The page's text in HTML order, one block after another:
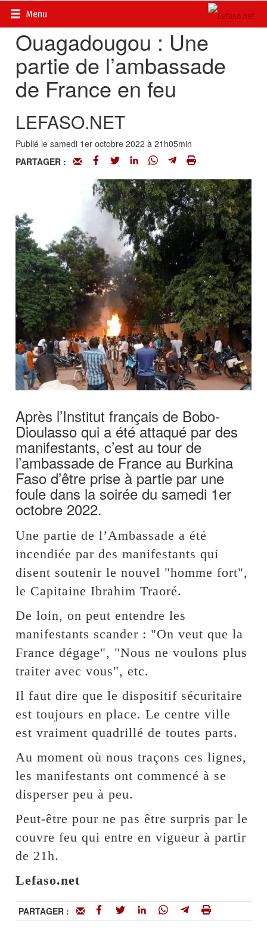
Menu
Accueil>
Ouagadougou : Une
partie de l’ambassade
de France en feu
LEFASO.NET
Publié le samedi 1er octobre 2022 à 21h05min
PARTAGER :
Après l’Institut français de Bobo-
Dioulasso qui a été attaqué par des
manifestants, c’est au tour de
l’ambassade de France au Burkina
Faso d’être prise à partie par une
foule dans la soirée du samedi 1er
octobre 2022.
Une partie de l’Ambassade a été
incendiée par des manifestants qui
disent soutenir le nouvel "homme fort",
le Capitaine Ibrahim Traoré.
De loin, on peut entendre les
manifestants scander : "On veut que la
France dégage", "Nous ne voulons plus
traiter avec vous", etc.
Il faut dire que le dispositif sécuritaire
est toujours en place. Le centre ville
est vraiment quadrillé de toutes parts.
Au moment où nous traçons ces lignes,
les manifestants ont commencé à se
disperser peu à peu.
Peut-être pour ne pas être surpris par le
couvre feu qui entre en vigueur à partir
de 21h.
Lefaso.net
PARTAGER :